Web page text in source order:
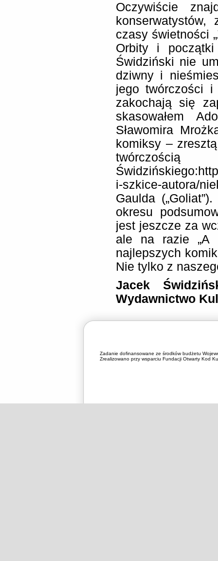
Oczywiście
czasy świetności
Orbity i początki
Świdziński nie
dziwny i
jego twórczości i
zakochają się
skasowałem
Sławomira
komiksy –
twórczością
i-szkice-autora/
Gaulda
okresu
jest jeszcze za
ale na razie „A
najlepszych
Nie tylko z
Jacek
Wydawnictwo
Zadanie dofinansowane ze środków budżetu
Zrealizowano przy wsparciu Fundacji Otwarty Kod